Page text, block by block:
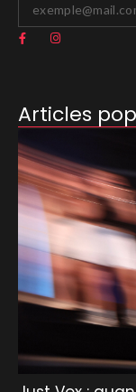
Articles